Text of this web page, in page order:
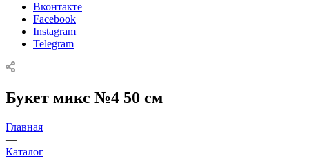
Вконтакте
Facebook
Instagram
Telegram
Букет микс №4 50 см
Главная
—
Каталог